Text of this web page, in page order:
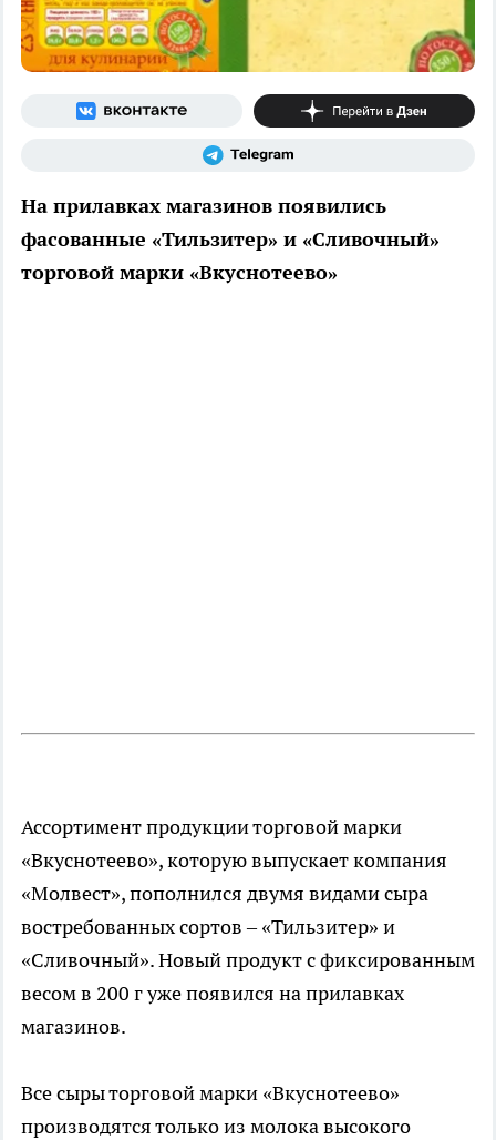
На прилавках магазинов появились
фасованные «Тильзитер» и «Сливочный»
торговой марки «Вкуснотеево»
Ассортимент продукции торговой марки
«Вкуснотеево», которую выпускает компания
«Молвест», пополнился двумя видами сыра
востребованных сортов – «Тильзитер» и
«Сливочный». Новый продукт с фиксированным
весом в 200 г уже появился на прилавках
магазинов.
Все сыры торговой марки «Вкуснотеево»
производятся только из молока высокого